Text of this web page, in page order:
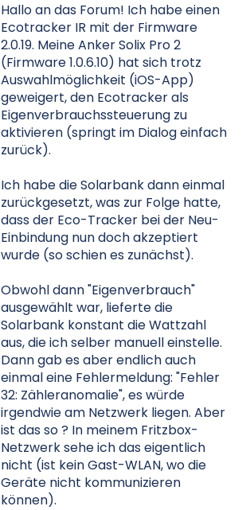
Hallo an das Forum! Ich habe einen
Ecotracker IR mit der Firmware
2.0.19. Meine Anker Solix Pro 2
(Firmware 1.0.6.10) hat sich trotz
Auswahlmöglichkeit (iOS-App)
geweigert, den Ecotracker als
Eigenverbrauchssteuerung zu
aktivieren (springt im Dialog einfach
zurück).
Ich habe die Solarbank dann einmal
zurückgesetzt, was zur Folge hatte,
dass der Eco-Tracker bei der Neu-
Einbindung nun doch akzeptiert
wurde (so schien es zunächst).
Obwohl dann "Eigenverbrauch"
ausgewählt war, lieferte die
Solarbank konstant die Wattzahl
aus, die ich selber manuell einstelle.
Dann gab es aber endlich auch
einmal eine Fehlermeldung: "Fehler
32: Zähleranomalie", es würde
irgendwie am Netzwerk liegen. Aber
ist das so ? In meinem Fritzbox-
Netzwerk sehe ich das eigentlich
nicht (ist kein Gast-WLAN, wo die
Geräte nicht kommunizieren
können).